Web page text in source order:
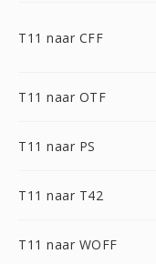
T11 naar CFF
T11 naar OTF
T11 naar PS
T11 naar T42
T11 naar WOFF